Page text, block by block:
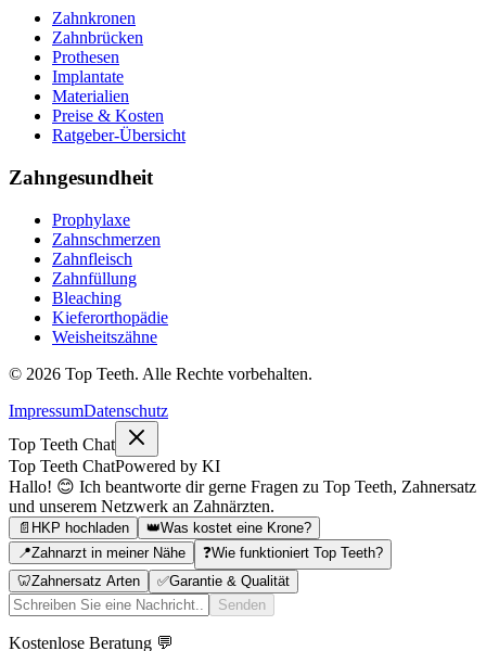
Zahnkronen
Zahnbrücken
Prothesen
Implantate
Materialien
Preise & Kosten
Ratgeber-Übersicht
Zahngesundheit
Prophylaxe
Zahnschmerzen
Zahnfleisch
Zahnfüllung
Bleaching
Kieferorthopädie
Weisheitszähne
© 2026 Top Teeth. Alle Rechte vorbehalten.
ImpressumDatenschutz
Top Teeth Chat
Top Teeth ChatPowered by KI
Hallo! 😊 Ich beantworte dir gerne Fragen zu Top Teeth, Zahnersatz
und unserem Netzwerk an Zahnärzten.
📄 HKP hochladen 👑Was kostet eine Krone?
📍Zahnarzt in meiner Nähe ❓Wie funktioniert Top Teeth?
🦷Zahnersatz Arten ✅Garantie & Qualität
Senden
Kostenlose Beratung 💬